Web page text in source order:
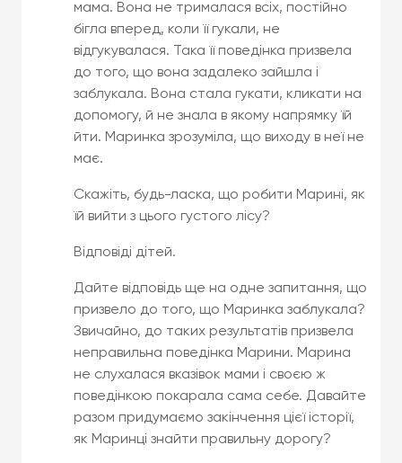
мама. Вона не трималася всіх, постійно
бігла вперед, коли її гукали, не
відгукувалася. Така її поведінка призвела
до того, що вона задалеко зайшла і
заблукала. Вона стала гукати, кликати на
допомогу, й не знала в якому напрямку їй
йти. Маринка зрозуміла, що виходу в неї не
має.
Скажіть, будь-ласка, що робити Марині, як
їй вийти з цього густого лісу?
Відповіді дітей.
Дайте відповідь ще на одне запитання, що
призвело до того, що Маринка заблукала?
Звичайно, до таких результатів призвела
неправильна поведінка Марини. Марина
не слухалася вказівок мами і своєю ж
поведінкою покарала сама себе. Давайте
разом придумаємо закінчення цієї історії,
як Маринці знайти правильну дорогу?